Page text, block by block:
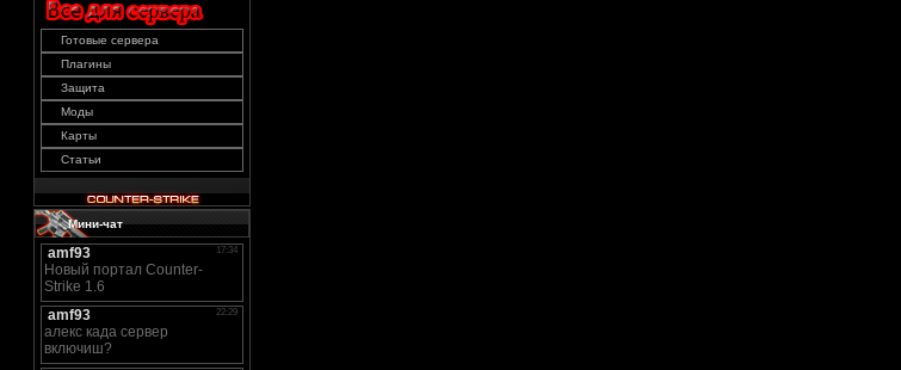
Готовые сервера
Плагины
Защита
Моды
Карты
Статьи
Мини-чат